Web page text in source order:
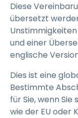
Diese
übersetzt
und einer
englische
Dies ist eine
Bestimmte
für Sie, wenn
wie der EU oder